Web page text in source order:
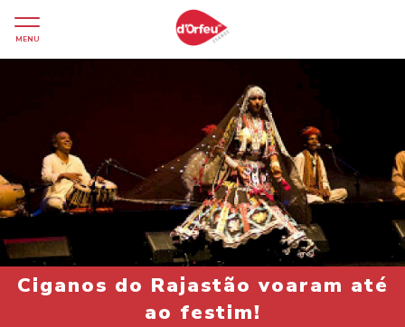
MENU
Ciganos do Rajastão voaram até
ao festim!